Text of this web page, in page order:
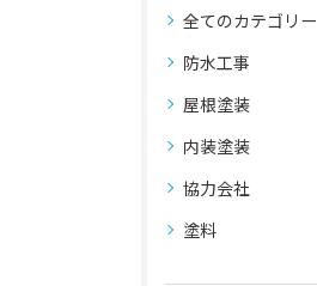
全てのカテゴリー
防水工事
屋根塗装
内装塗装
協力会社
塗料